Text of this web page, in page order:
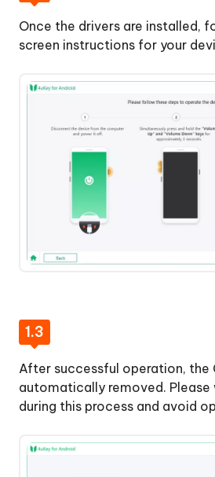
Once the drivers are installed,
screen instructions for your
1.3
After successful operation, the
automatically removed.
during this process and avoid